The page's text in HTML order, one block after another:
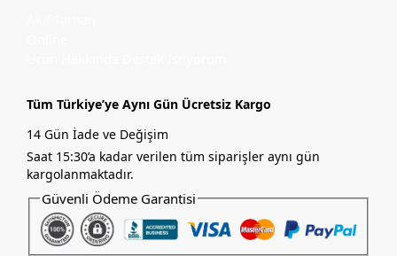
Tüm Türkiye’ye Aynı Gün Ücretsiz Kargo
14 Gün İade ve Değişim
Saat 15:30’a kadar verilen tüm siparişler aynı gün
kargolanmaktadır.
Güvenli Ödeme Garantisi